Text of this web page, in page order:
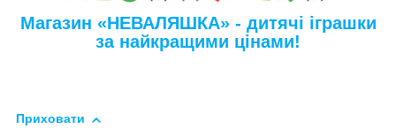
Магазин «НЕВАЛЯШКА» - дитячі іграшки
за найкращими цінами!
Приховати